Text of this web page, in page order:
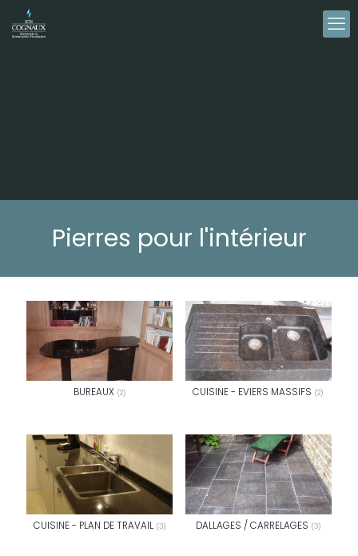
Pierres pour l'intérieur
BUREAUX (2) CUISINE - EVIERS MASSIFS (2)
CUISINE - PLAN DE TRAVAIL (3) DALLAGES / CARRELAGES (3)